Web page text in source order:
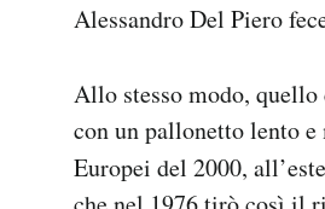
Alessandro Del Piero
Allo stesso modo,
con un pallonetto lento
Europei del 2000,